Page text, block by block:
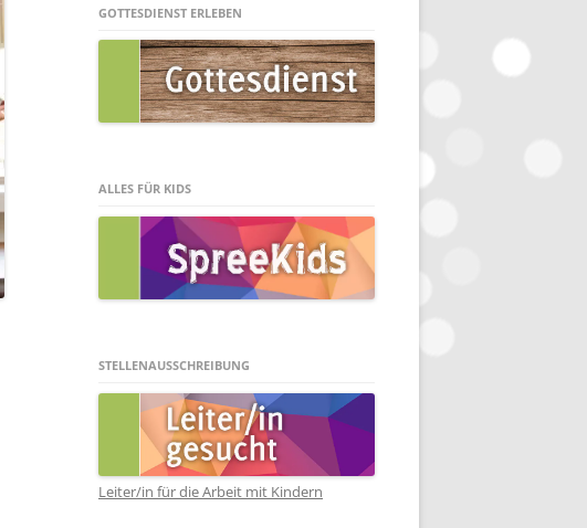
GOTTESDIENST ERLEBEN
ALLES FÜR KIDS
STELLENAUSSCHREIBUNG
Leiter/in für die Arbeit mit Kindern